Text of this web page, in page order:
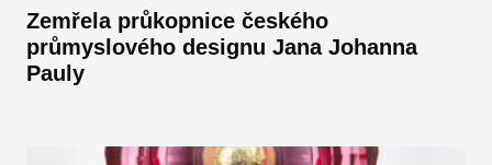
Zemřela průkopnice českého
průmyslového designu Jana Johanna
Pauly